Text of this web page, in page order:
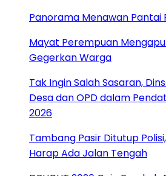
Panorama Menawan Pantai
Mayat Perempuan
Gegerkan Warga
Tak Ingin Salah Sasaran,
Desa dan OPD dalam
2026
Tambang Pasir Ditutup
Harap Ada Jalan Tengah